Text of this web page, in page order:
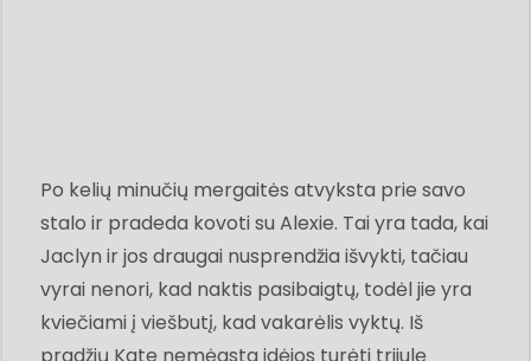
Po kelių minučių mergaitės atvyksta prie savo
stalo ir pradeda kovoti su Alexie. Tai yra tada, kai
Jaclyn ir jos draugai nusprendžia išvykti, tačiau
vyrai nenori, kad naktis pasibaigtų, todėl jie yra
kviečiami į viešbutį, kad vakarėlis vyktų. Iš
pradžių Kate nemėgsta idėjos turėti trijulę